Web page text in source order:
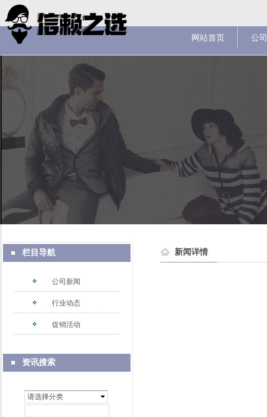
网站首页 公
资讯搜索
请选择分类
栏目导航
公司新闻
行业动态
促销活动
新闻详情